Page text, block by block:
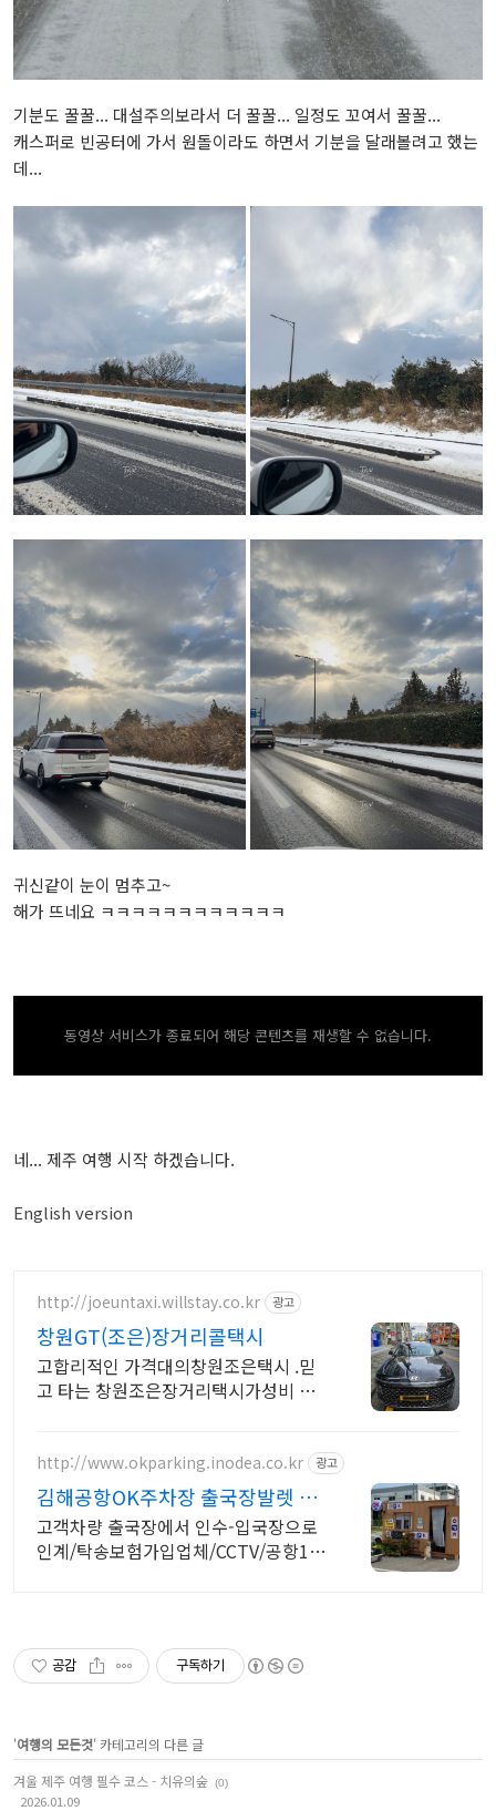
기분도 꿀꿀... 대설주의보라서 더 꿀꿀... 일정도 꼬여서 꿀꿀...
캐스퍼로 빈공터에 가서 원돌이라도 하면서 기분을 달래볼려고 했는
데...
귀신같이 눈이 멈추고~
해가 뜨네요 ㅋㅋㅋㅋㅋㅋㅋㅋㅋㅋㅋㅋ
동영상 서비스가 종료되어 해당 콘텐츠를 재생할 수 없습니다.
네... 제주 여행 시작 하겠습니다.
English version
http://joeuntaxi.willstay.co.kr 광고
창원GT(조은)장거리콜택시
고합리적인 가격대의창원조은택시 .믿
고 타는 창원조은장거리택시가성비 좋
http://www.okparking.inodea.co.kr 광고
김해공항OK주차장 출국장발렛 장
애인,전기차,장기주차 할인
고객차량 출국장에서 인수-입국장으로
인계/탁송보험가입업체/CCTV/공항1분
공감 구독하기
'여행의 모든것' 카테고리의 다른 글
겨울 제주 여행 필수 코스 - 치유의숲 (0)
2026.01.09